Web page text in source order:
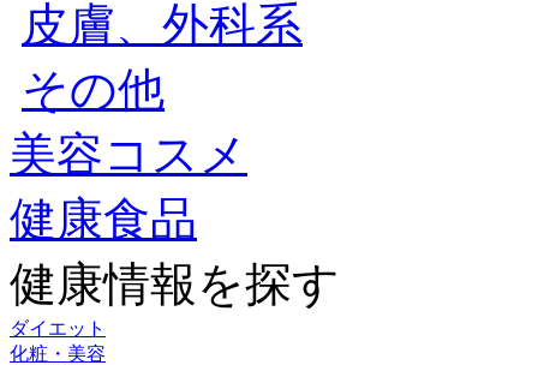
皮膚、外科系
その他
美容コスメ
健康食品
健康情報を探す
ダイエット
化粧・美容